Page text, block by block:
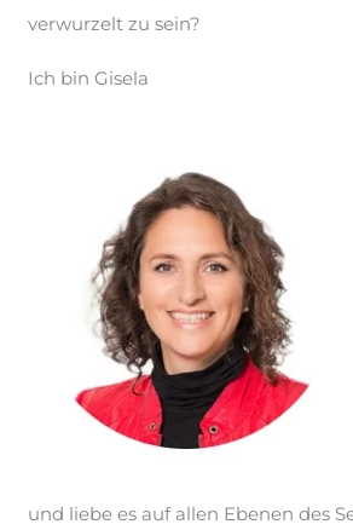
verwurzelt zu sein?
Ich bin Gisela
und liebe es auf allen Ebenen des